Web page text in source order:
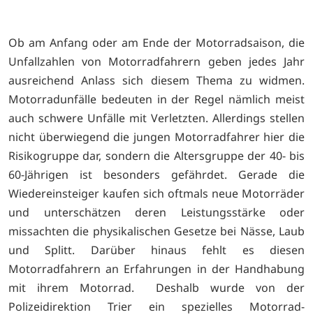
Ob am Anfang oder am Ende der Motorradsaison, die
Unfallzahlen von Motorradfahrern geben jedes Jahr
ausreichend Anlass sich diesem Thema zu widmen.
Motorradunfälle bedeuten in der Regel nämlich meist
auch schwere Unfälle mit Verletzten. Allerdings stellen
nicht überwiegend die jungen Motorradfahrer hier die
Risikogruppe dar, sondern die Altersgruppe der 40- bis
60-Jährigen ist besonders gefährdet. Gerade die
Wiedereinsteiger kaufen sich oftmals neue Motorräder
und unterschätzen deren Leistungsstärke oder
missachten die physikalischen Gesetze bei Nässe, Laub
und Splitt. Darüber hinaus fehlt es diesen
Motorradfahrern an Erfahrungen in der Handhabung
mit ihrem Motorrad. Deshalb wurde von der
Polizeidirektion Trier ein spezielles Motorrad-